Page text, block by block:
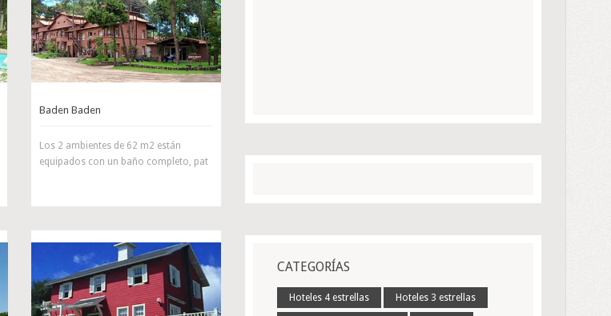
Baden Baden
Los 2 ambientes de 62 m2 están
equipados con un baño completo, pat
CATEGORÍAS
Hoteles 4 estrellas Hoteles 3 estrellas